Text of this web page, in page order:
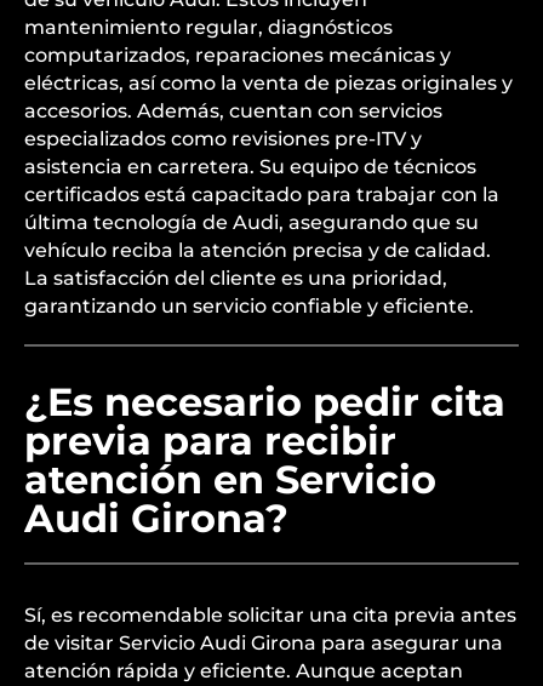
mantenimiento regular, diagnósticos
computarizados, reparaciones mecánicas y
eléctricas, así como la venta de piezas originales y
accesorios. Además, cuentan con servicios
especializados como revisiones pre-ITV y
asistencia en carretera. Su equipo de técnicos
certificados está capacitado para trabajar con la
última tecnología de Audi, asegurando que su
vehículo reciba la atención precisa y de calidad.
La satisfacción del cliente es una prioridad,
garantizando un servicio confiable y eficiente.
¿Es necesario pedir cita
previa para recibir
atención en Servicio
Audi Girona?
Sí, es recomendable solicitar una cita previa antes
de visitar Servicio Audi Girona para asegurar una
atención rápida y eficiente. Aunque aceptan